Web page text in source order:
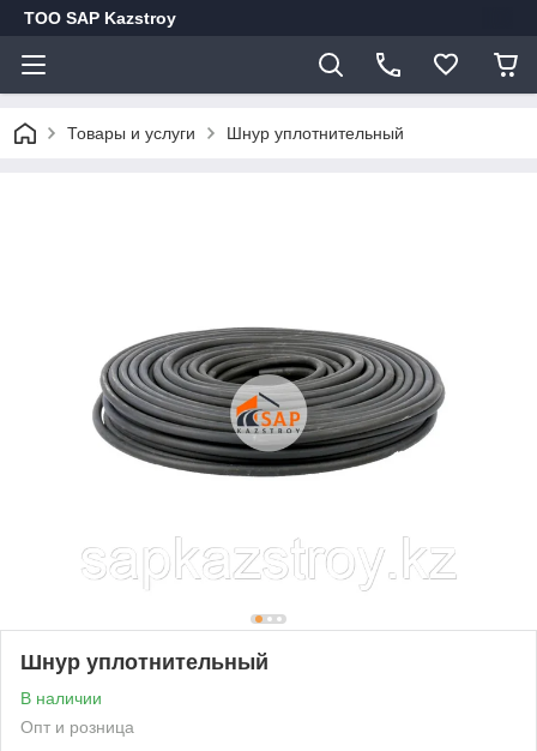
ТОО SAP Kazstroy
Товары и услуги Шнур уплотнительный
Шнур уплотнительный
В наличии
Опт и розница